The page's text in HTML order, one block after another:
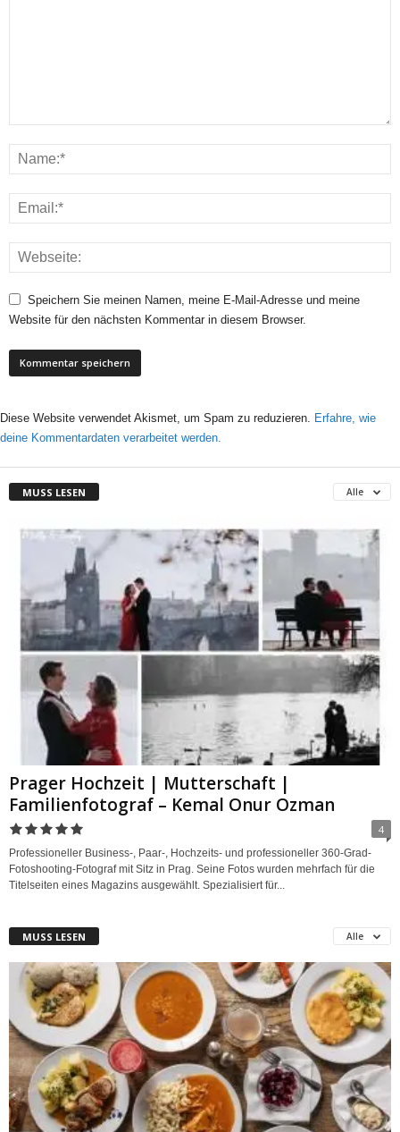
Speichern Sie meinen Namen, meine E-Mail-Adresse und meine
Website für den nächsten Kommentar in diesem Browser.
Diese Website verwendet Akismet, um Spam zu reduzieren. Erfahre, wie
deine Kommentardaten verarbeitet werden.
MUSS LESEN Alle
Prager Hochzeit | Mutterschaft |
Familienfotograf – Kemal Onur Ozman
4
Professioneller Business-, Paar-, Hochzeits- und professioneller 360-Grad-
Fotoshooting-Fotograf mit Sitz in Prag. Seine Fotos wurden mehrfach für die
Titelseiten eines Magazins ausgewählt. Spezialisiert für...
MUSS LESEN Alle